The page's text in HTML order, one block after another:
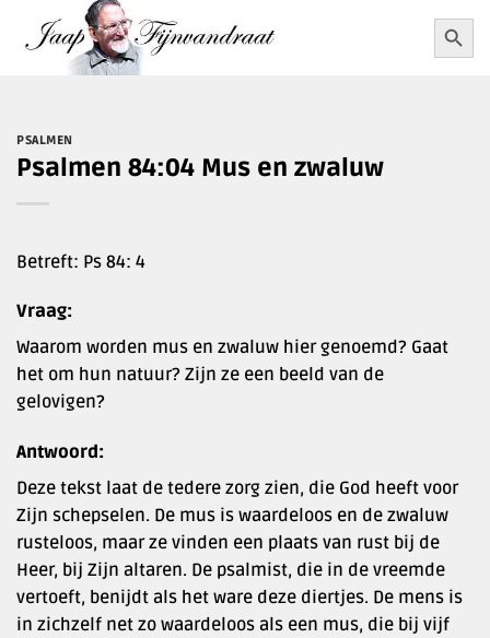
naar
Zoek
naar:
PSALMEN
Psalmen 84:04 Mus en zwaluw
Betreft: Ps 84: 4
Vraag:
Waarom worden mus en zwaluw hier genoemd? Gaat
het om hun natuur? Zijn ze een beeld van de
gelovigen?
Antwoord:
Deze tekst laat de tedere zorg zien, die God heeft voor
Zijn schepselen. De mus is waardeloos en de zwaluw
rusteloos, maar ze vinden een plaats van rust bij de
Heer, bij Zijn altaren. De psalmist, die in de vreemde
vertoeft, benijdt als het ware deze diertjes. De mens is
in zichzelf net zo waardeloos als een mus, die bij vijf